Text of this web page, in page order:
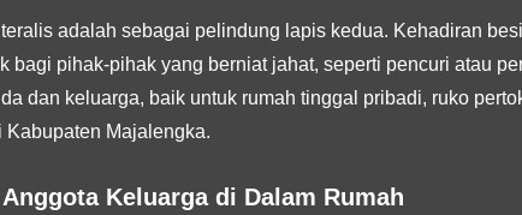
adalah sebagai pelindung lapis kedua. Kehadiran
bagi pihak-pihak yang berniat jahat, seperti pencuri atau
dan keluarga, baik untuk rumah tinggal pribadi, ruko
Majalengka.
Keluarga di Dalam Rumah